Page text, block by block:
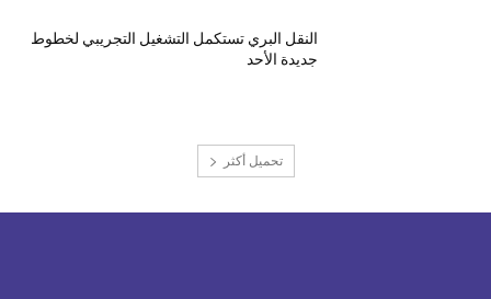
النقل البري تستكمل التشغيل التجريبي لخطوط
جديدة الأحد
تحميل أكثر